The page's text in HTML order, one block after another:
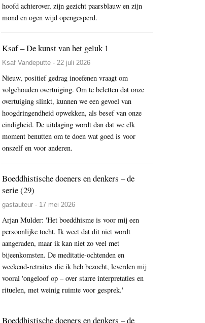
hoofd achterover, zijn gezicht paarsblauw en zijn
mond en ogen wijd opengesperd.
Ksaf – De kunst van het geluk 1
Ksaf Vandeputte - 22 juli 2026
Nieuw, positief gedrag inoefenen vraagt om
volgehouden overtuiging. Om te beletten dat onze
overtuiging slinkt, kunnen we een gevoel van
hoogdringendheid opwekken, als besef van onze
eindigheid. De uitdaging wordt dan dat we elk
moment benutten om te doen wat goed is voor
onszelf en voor anderen.
Boeddhistische doeners en denkers – de
serie (29)
gastauteur - 17 mei 2026
Arjan Mulder: 'Het boeddhisme is voor mij een
persoonlijke tocht. Ik weet dat dit niet wordt
aangeraden, maar ik kan niet zo veel met
bijeenkomsten. De meditatie-ochtenden en
weekend-retraites die ik heb bezocht, leverden mij
vooral 'ongeloof op – over starre interpretaties en
rituelen, met weinig ruimte voor gesprek.'
Boeddhistische doeners en denkers – de